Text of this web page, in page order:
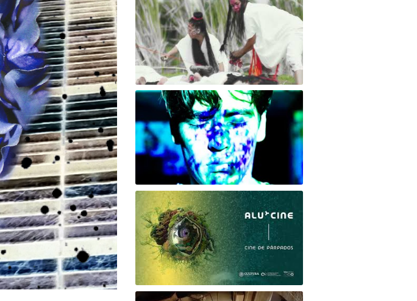
ORIGENESIS
Alu*Cine o Cine de Párpados
Alu*Cine teaser 2024